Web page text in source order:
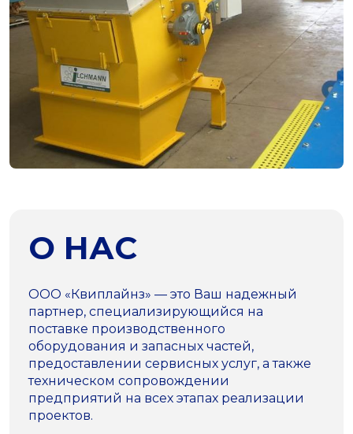
О НАС
ООО «Квиплайнз» — это Ваш надежный
партнер, специализирующийся на
поставке производственного
оборудования и запасных частей,
предоставлении сервисных услуг, а также
техническом сопровождении
предприятий на всех этапах реализации
проектов.